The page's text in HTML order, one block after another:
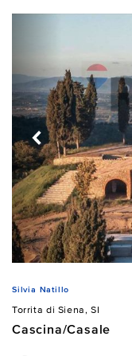
Silvia Natillo
Torrita di Siena, SI
Cascina/Casale